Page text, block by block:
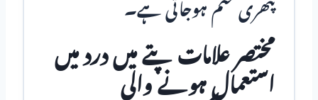
پتھری ختم ہوجاتی ہے۔
مختصر علامات پتے میں درد میں
استعمال ہونے والی